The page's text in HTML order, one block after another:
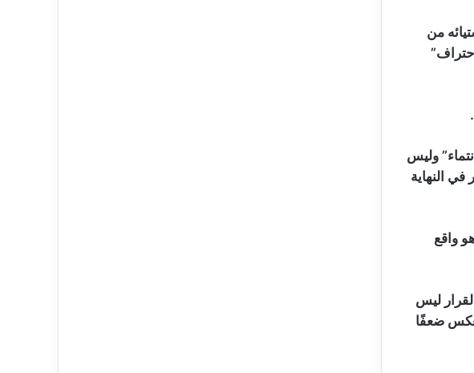
من
وليس
في النهاية
واقع
ليس
يعكس ضعفًا